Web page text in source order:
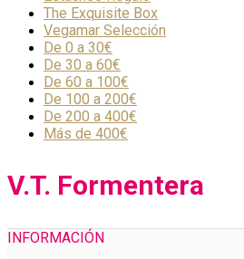
The Exquisite Box
Vegamar Selección
De 0 a 30€
De 30 a 60€
De 60 a 100€
De 100 a 200€
De 200 a 400€
Más de 400€
V.T. Formentera
INFORMACIÓN